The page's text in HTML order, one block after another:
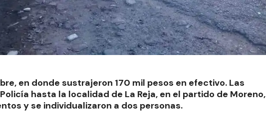
en donde sustrajeron 170 mil pesos en efectivo. Las
hasta la localidad de La Reja, en el partido de Moreno,
y se individualizaron a dos personas.